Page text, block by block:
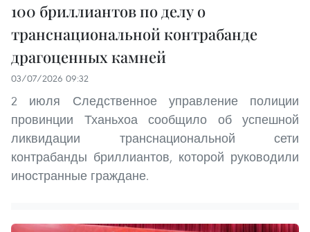
100 бриллиантов по делу о
транснациональной контрабанде
драгоценных камней
03/07/2026 09:32
2 июля Следственное управление полиции
провинции Тханьхоа сообщило об успешной
ликвидации транснациональной сети
контрабанды бриллиантов, которой руководили
иностранные граждане.